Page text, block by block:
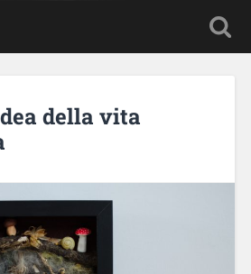
della vita